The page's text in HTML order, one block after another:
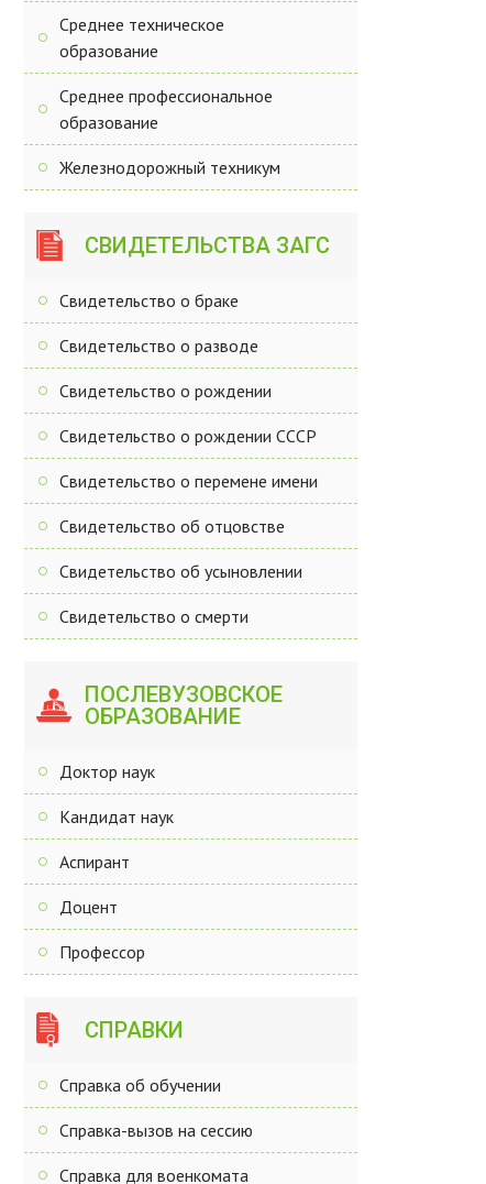
Среднее техническое
образование
Среднее профессиональное
образование
Железнодорожный техникум
СВИДЕТЕЛЬСТВА ЗАГС
Свидетельство о браке
Свидетельство о разводе
Свидетельство о рождении
Свидетельство о рождении СССР
Свидетельство о перемене имени
Свидетельство об отцовстве
Свидетельство об усыновлении
Свидетельство о смерти
ПОСЛЕВУЗОВСКОЕ
ОБРАЗОВАНИЕ
Доктор наук
Кандидат наук
Аспирант
Доцент
Профессор
СПРАВКИ
Справка об обучении
Справка-вызов на сессию
Справка для военкомата